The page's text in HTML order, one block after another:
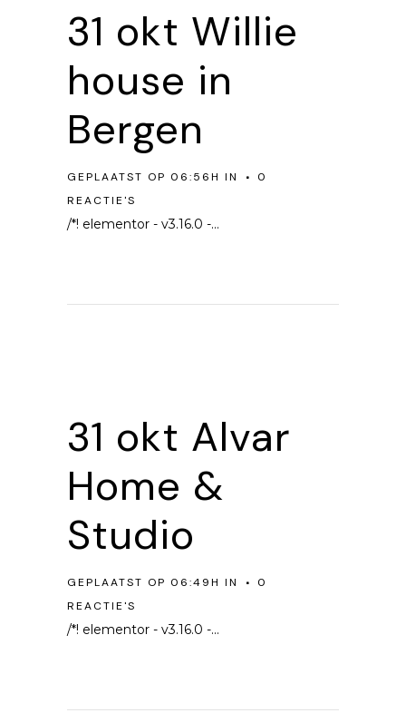
31 okt Willie
house in
Bergen
GEPLAATST OP 06:56H IN
0
REACTIE'S
/*! elementor - v3.16.0 -...
31 okt Alvar
Home &
Studio
GEPLAATST OP 06:49H IN
0
REACTIE'S
/*! elementor - v3.16.0 -...